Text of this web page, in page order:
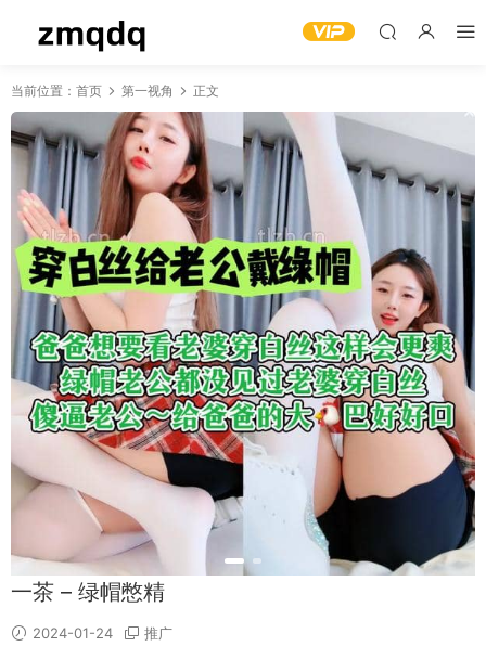
当前位置： 首页 第一视角 正文
一茶 – 绿帽憋精
2024-01-24 推广